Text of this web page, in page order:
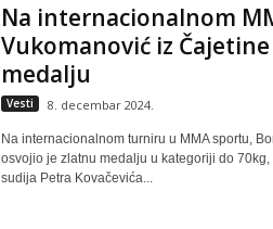
Na internacionalnom
Vukomanović iz
medalju
Vesti 8. decembar 2024.
Na internacionalnom turniru u MMA sportu,
osvojio je zlatnu medalju u kategoriji do
sudija Petra Kovačevića...